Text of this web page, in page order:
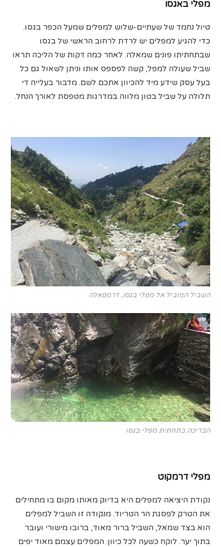
מפלי באגסו
טיול נחמד של שעתיים-שלוש למפלים שמעל הכפר בגסו.
כדי להגיע למפלים יש לרדת לרחוב הראשי של בגסו
שבתחתיתו פונים שמאלה. לאחר כמה דקות של הליכה תראו
שביל שעולה למפל, קשה לפספס אותו וניתן לשאול גם כל
בעל עסק שידע מיד להכיוון אתכם לשם. מדבור בעלייה די
תלולה על שביל בטון מלווה במדרגות מטפסת לאורך הנחל.
השביל המוביל אל מפלי בגסו, דרמסאלה
הבריכה בתחתית מפלי בגסו
מפלי דרמקוט
נקודת היציאה למפלים היא בדיוק מאותו מקום בו מתחילים
את הטרק לפסגת הר הטריוד. מנקודה זו השביל למפלים
הוא בצד שמאל, השביל ברור מאוד, ברובו מישורי ועובר
בתוך יער. לוקח כשעה לכל כיוון. המפלים עצמם מאוד יפים